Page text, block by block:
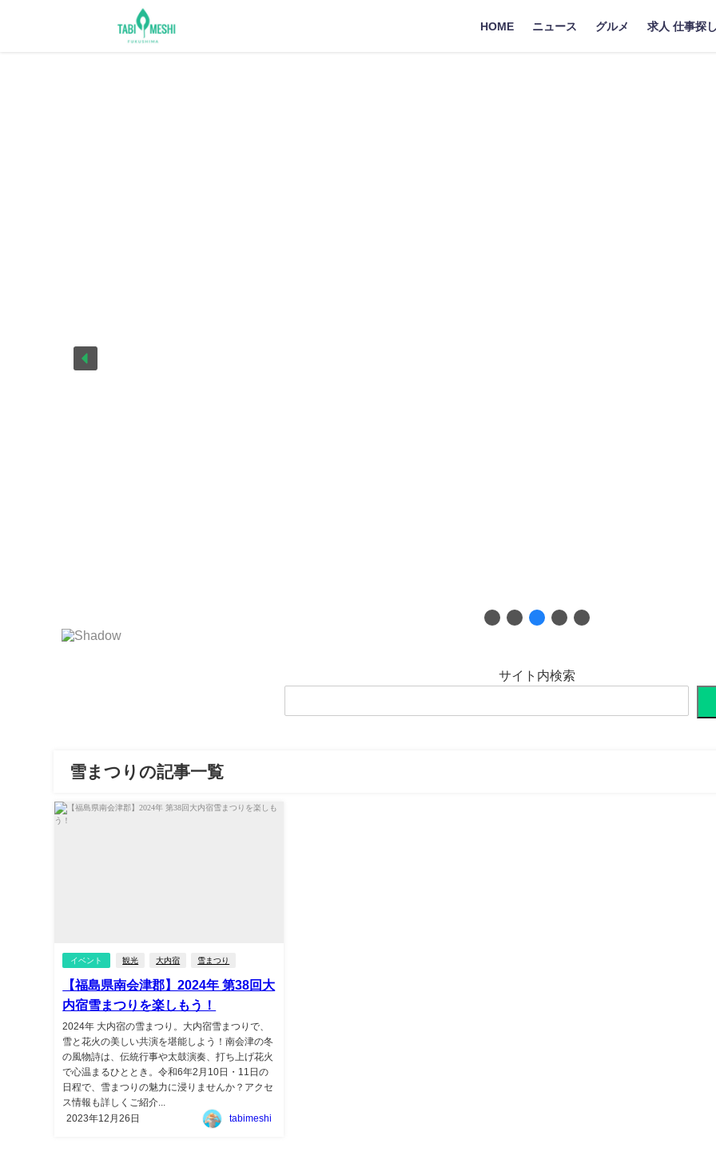
HOME ニュース グルメ 求人 仕事探
サイト内検索
雪まつりの記事一覧
イベント 観光 大内宿 雪まつり
【福島県南会津郡】2024年 第38回大
内宿雪まつりを楽しもう！
2024年 大内宿の雪まつり。大内宿雪まつりで、
雪と花火の美しい共演を堪能しよう！南会津の冬
の風物詩は、伝統行事や太鼓演奏、打ち上げ花火
で心温まるひととき。令和6年2月10日・11日の
日程で、雪まつりの魅力に浸りませんか？アクセ
ス情報も詳しくご紹介...
2023年12月26日
tabimeshi